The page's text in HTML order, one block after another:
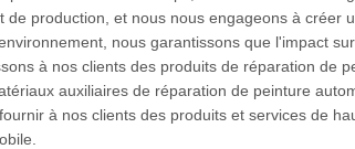
production, et nous nous engageons à créer
nous garantissons que l'impact sur
à nos clients des produits de réparation de
auxiliaires de réparation de peinture
à nos clients des produits et services de